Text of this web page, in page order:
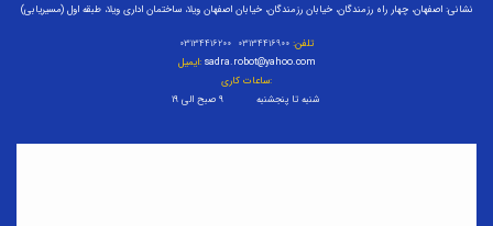
نشانی: اصفهان، چهار راه رزمندگان، خیابان رزمندگان، خیابان اصفهان ویلا، ساختمان اداری ویلا، طبقه اول (مسیریابی)
تلفن:
ایمیل: sadra.robot@yahoo.com
ساعات کاری:
شنبه تا پنجشنبه ۹ صبح الی ۱۹